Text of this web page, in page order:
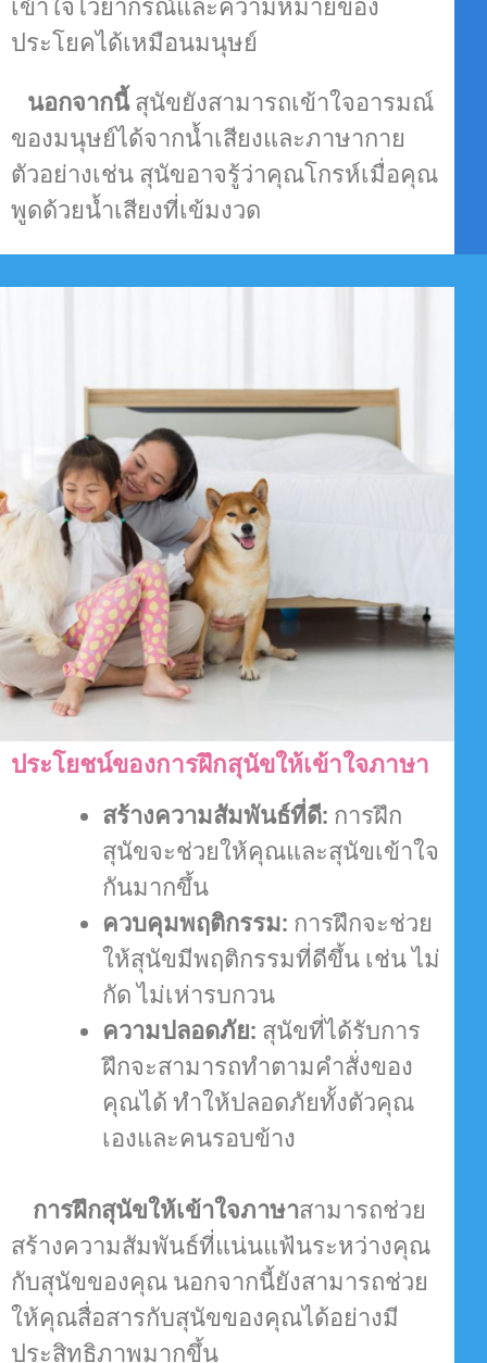
เข้าใจไวยากรณ์และความหมายของ
ประโยคได้เหมือนมนุษย์
นอกจากนี้สุนัขยังสามารถเข้าใจอารมณ์
ของมนุษย์ได้จากน้ำเสียงและภาษากาย
ตัวอย่างเช่น สุนัขอาจรู้ว่าคุณโกรห์เมื่อคุณ
พูดด้วยน้ำเสียงที่เข้มงวด
ประโยชน์ของการฝึกสุนัขให้เข้าใจภาษา
สร้างความสัมพันธ์ที่ดี: การฝึก
สุนัขจะช่วยให้คุณและสุนัขเข้าใจ
กันมากขึ้น
ควบคุมพฤติกรรม: การฝึกจะช่วย
ให้สุนัขมีพฤติกรรมที่ดีขึ้น เช่น ไม่
กัด ไม่เห่ารบกวน
ความปลอดภัย: สุนัขที่ได้รับการ
ฝึกจะสามารถทำตามคำสั่งของ
คุณได้ ทำให้ปลอดภัยทั้งตัวคุณ
เองและคนรอบข้าง
การฝึกสุนัขให้เข้าใจภาษาสามารถช่วย
สร้างความสัมพันธ์ที่แน่นแฟ้นระหว่างคุณ
กับสุนัขของคุณ นอกจากนี้ยังสามารถช่วย
ให้คุณสื่อสารกับสุนัขของคุณได้อย่างมี
ประสิทธิภาพมากขึ้น